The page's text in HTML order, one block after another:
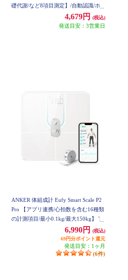
礎代謝/など8項目測定】/自動認識/ホ
4,679円 (税込)
発送目安：3営業日
ANKER 体組成計 Eufy Smart Scale P2
Pro 【アプリ連携/心拍数を含む16種類
の計測項目/最小0.1kg/最大150kg】 T9
6,990円
(税込)
69円分ポイント還元
発送目安：1ヶ月
(6件)